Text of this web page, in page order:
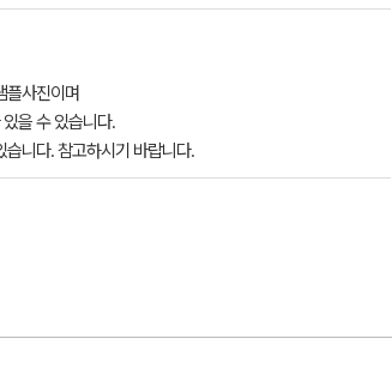
플사진이며
을 수 있습니다.
니다. 참고하시기 바랍니다.